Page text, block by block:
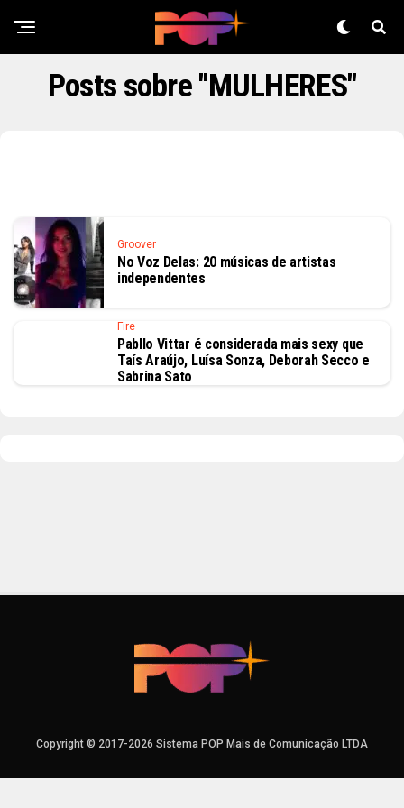
Posts sobre "MULHERES"
Groover
No Voz Delas: 20 músicas de artistas
independentes
Fire
Pabllo Vittar é considerada mais sexy que
Taís Araújo, Luísa Sonza, Deborah Secco e
Sabrina Sato
Copyright © 2017-2026 Sistema POP Mais de Comunicação LTDA